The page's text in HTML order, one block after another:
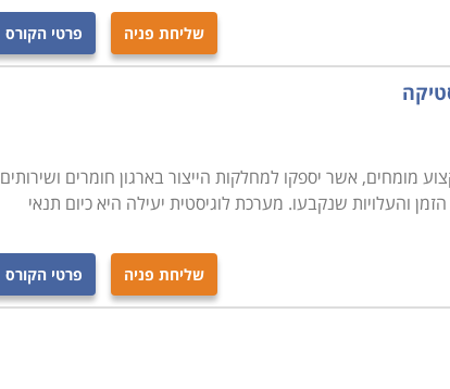
שליחת פניה פרטי הקורס
מומחים, אשר יספקו למחלקות הייצור בארגון חומרים ושירותים
והעלויות שנקבעו. מערכת לוגיסטית יעילה היא כיום תנאי
שליחת פניה פרטי הקורס